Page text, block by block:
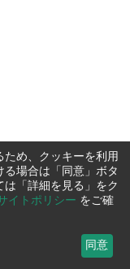
め、クッキーを利用
る場合は「同意」ボタ
「詳細を見る」をク
イトポリシー をご確
同意